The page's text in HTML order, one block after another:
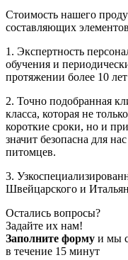
Стоимость нашего
составляющих
1. Экспертность
обучения и
протяжении более 10 лет
2. Точно подобранная
класса, которая не
короткие сроки, но и
значит безопасна для
питомцев.
3.
Швейцарского и
Остались вопросы?
Задайте их нам!
Заполните форму и мы
в течение 15 минут